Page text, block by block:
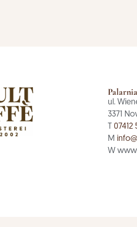
Palarnia
ul.
3371
T 07412
M
W